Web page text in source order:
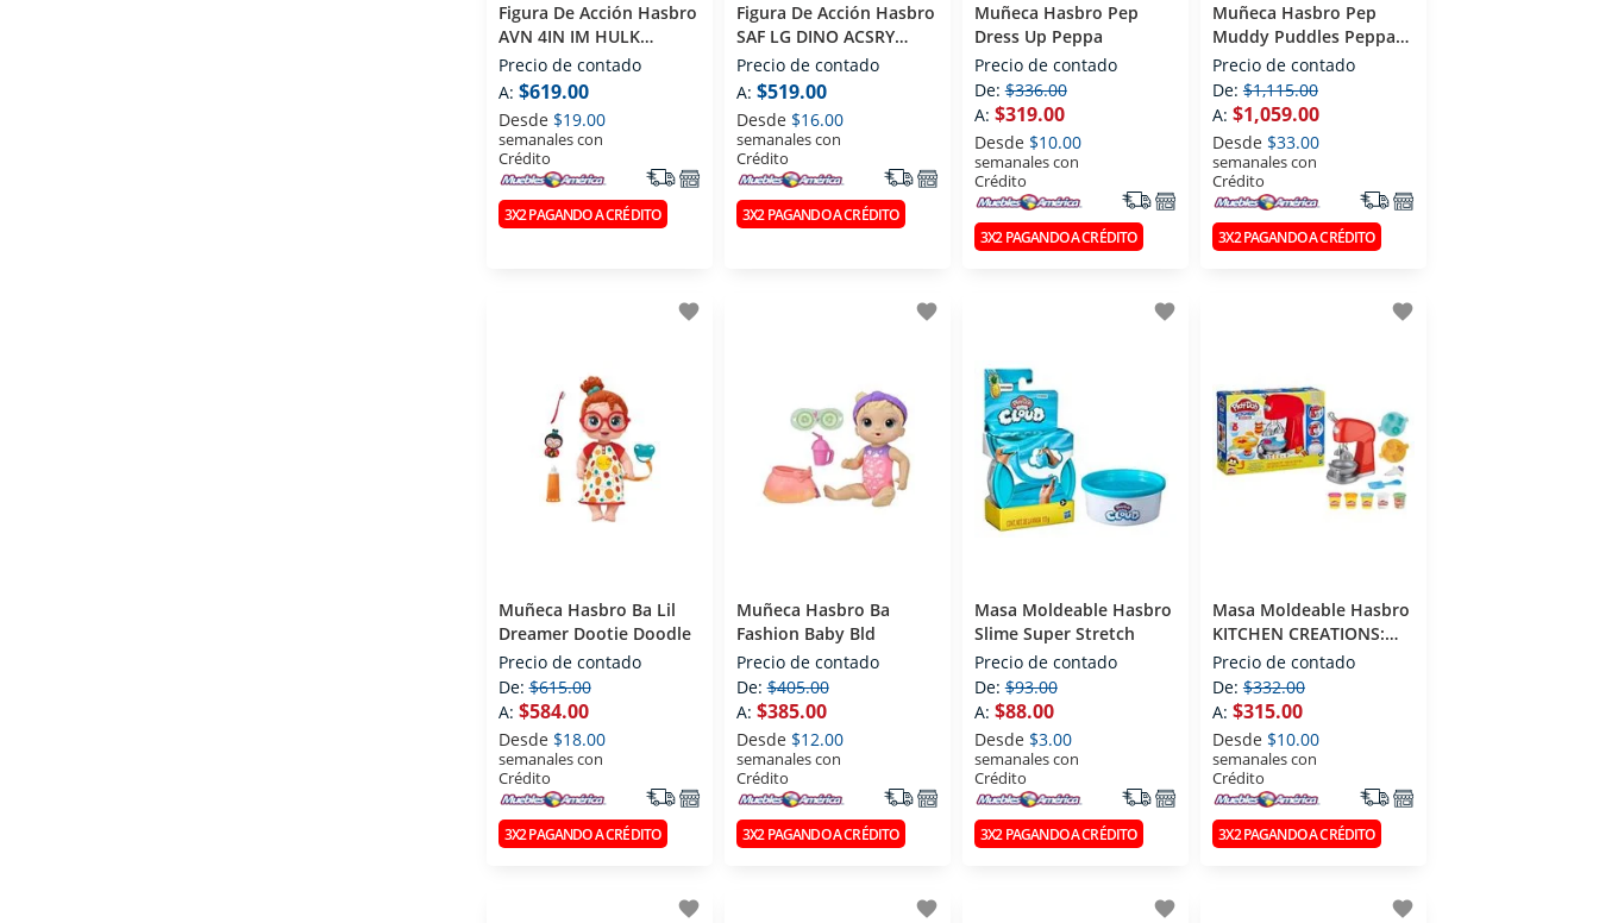
Figura De Acción Hasbro
AVN 4IN IM HULK
BUSTER ARMOR G0890
Precio de contado
A: $619.00
Desde $19.00
semanales con
Crédito
3X2 PAGANDO A CRÉDITO
Figura De Acción Hasbro
SAF LG DINO ACSRY
SPIDEY G0123
Precio de contado
A: $519.00
Desde $16.00
semanales con
Crédito
3X2 PAGANDO A CRÉDITO
Muñeca Hasbro Pep
Dress Up Peppa
Precio de contado
De:$336.00
A: $319.00
Desde $10.00
semanales con
Crédito
3X2 PAGANDO A CRÉDITO
Muñeca Hasbro Pep
Muddy Puddles Peppa
Doll
Precio de contado
De:$1,115.00
A: $1,059.00
Desde $33.00
semanales con
Crédito
3X2 PAGANDO A CRÉDITO
favorite
Muñeca Hasbro Ba Lil
Dreamer Dootie Doodle
Precio de contado
De:$615.00
A: $584.00
Desde $18.00
semanales con
Crédito
3X2 PAGANDO A CRÉDITO
favorite
Muñeca Hasbro Ba
Fashion Baby Bld
Precio de contado
De:$405.00
A: $385.00
Desde $12.00
semanales con
Crédito
3X2 PAGANDO A CRÉDITO
favorite
Masa Moldeable Hasbro
Slime Super Stretch
Precio de contado
De:$93.00
A: $88.00
Desde $3.00
semanales con
Crédito
3X2 PAGANDO A CRÉDITO
favorite
Masa Moldeable Hasbro
KITCHEN CREATIONS:
SET BATIDORA MAGICA
Precio de contado
De:$332.00
A: $315.00
Desde $10.00
semanales con
Crédito
3X2 PAGANDO A CRÉDITO
favorite favorite favorite favorite